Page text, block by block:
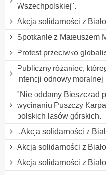
Wszechpolskiej".
Akcja solidarności z
Spotkanie z Mateuszem
Protest przeciwko
Publiczny różaniec,
intencji odnowy moralnej
"Nie oddamy Bieszczad
wycinaniu Puszczy
polskich lasów górskich.
,,Akcja solidarności z
Akcja solidarności z
Akcja solidarności z